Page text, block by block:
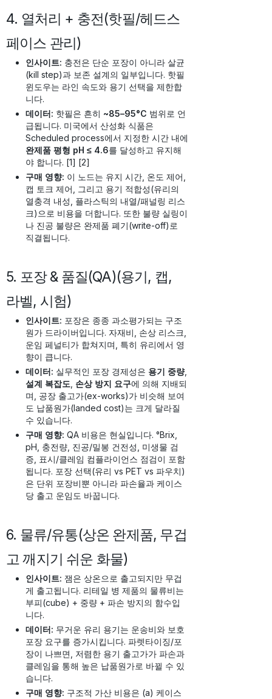
4. 열처리 + 충전(핫필/헤드스
페이스 관리)
인사이트: 충전은 단순 포장이 아니라 살균
(kill step)과 보존 설계의 일부입니다. 핫필
윈도우는 라인 속도와 용기 선택을 제한합
니다.
데이터: 핫필은 흔히 ~85–95°C 범위로 언
급됩니다. 미국에서 산성화 식품은
Scheduled process에서 지정한 시간 내에
완제품 평형 pH ≤ 4.6를 달성하고 유지해
야 합니다. [1] [2]
구매 영향: 이 노드는 유지 시간, 온도 제어,
캡 토크 제어, 그리고 용기 적합성(유리의
열충격 내성, 플라스틱의 내열/패널링 리스
크)으로 비용을 더합니다. 또한 불량 실링이
나 진공 불량은 완제품 폐기(write-off)로
직결됩니다.
5. 포장 & 품질(QA)(용기, 캡,
라벨, 시험)
인사이트: 포장은 종종 과소평가되는 구조
원가 드라이버입니다. 자재비, 손상 리스크,
운임 페널티가 합쳐지며, 특히 유리에서 영
향이 큽니다.
데이터: 실무적인 포장 경제성은 용기 중량,
설계 복잡도 손상 방지 요구에 의해 지배되
며, 공장 출고가(ex-works)가 비슷해 보여
도 납품원가(landed cost)는 크게 달라질
수 있습니다.
구매 영향: QA 비용은 현실입니다. °Brix,
pH, 충전량, 진공/밀봉 건전성, 미생물 검
증, 표시/클레임 컴플라이언스 점검이 포함
됩니다. 포장 선택(유리 vs PET vs 파우치)
은 단위 포장비뿐 아니라 파손율과 케이스
당 출고 운임도 바꿉니다.
6. 물류/유통(상온 완제품, 무겁
고 깨지기 쉬운 화물)
인사이트: 잼은 상온으로 출고되지만 무겁
게 출고됩니다. 리테일 병 제품의 물류비는
부피(cube) + 중량 + 파손 방지의 함수입
니다.
데이터: 무거운 유리 용기는 운송비와 보호
포장 요구를 증가시킵니다. 파렛타이징/포
장이 나쁘면, 저렴한 용기 출고가가 파손과
클레임을 통해 높은 납품원가로 바뀔 수 있
습니다.
구매 영향: 구조적 가산 비용은 (a) 케이스